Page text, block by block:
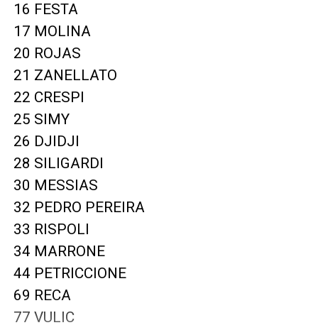
16 FESTA
17 MOLINA
20 ROJAS
21 ZANELLATO
22 CRESPI
25 SIMY
26 DJIDJI
28 SILIGARDI
30 MESSIAS
32 PEDRO PEREIRA
33 RISPOLI
34 MARRONE
44 PETRICCIONE
69 RECA
77 VULIC